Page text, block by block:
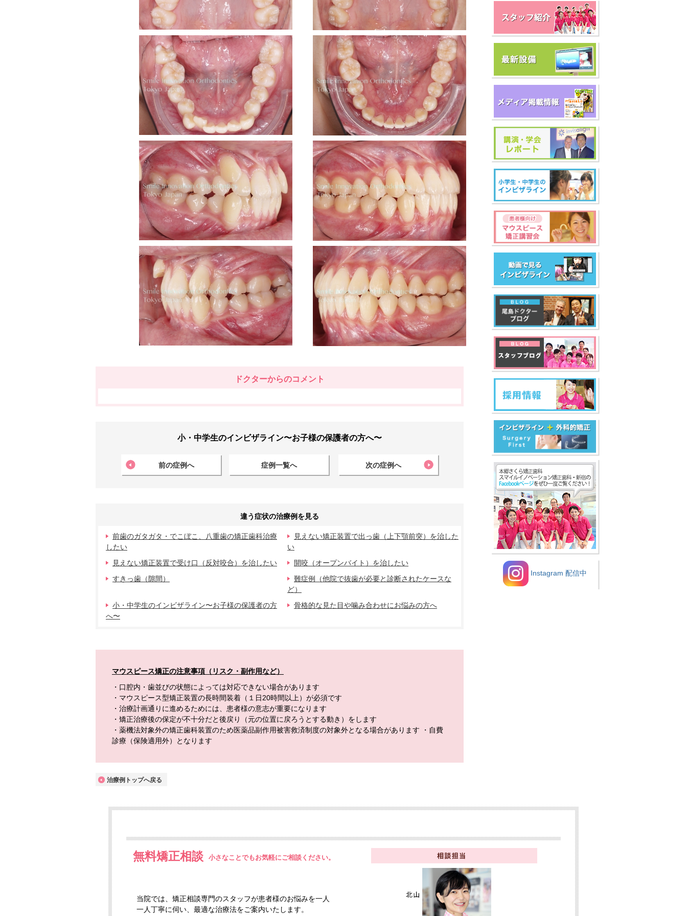
ドクターからのコメント
小・中学生のインビザライン〜お子様の保護者の方へ〜
前の症例へ 症例一覧へ 次の症例へ
違う症状の治療例を見る
前歯のガタガタ・でこぼこ、八重歯の矯正歯科治療
したい
見えない矯正装置で出っ歯（上下顎前突）を治した
い
見えない矯正装置で受け口（反対咬合）を治したい
開咬（オープンバイト）を治したい
すきっ歯（隙間）
難症例（他院で抜歯が必要と診断されたケースな
ど）
小・中学生のインビザライン〜お子様の保護者の方
へ〜
骨格的な見た目や噛み合わせにお悩みの方へ
マウスピース矯正の注意事項（リスク・副作用など）
・口腔内・歯並びの状態によっては対応できない場合があります
・マウスピース型矯正装置の長時間装着（１日20時間以上）が必須です
・治療計画通りに進めるためには、患者様の意志が重要になります
・矯正治療後の保定が不十分だと後戻り（元の位置に戻ろうとする動き）をします
・薬機法対象外の矯正歯科装置のため医薬品副作用被害救済制度の対象外となる場合があります ・自費
診療（保険適用外）となります
治療例トップへ戻る
Instagram 配信中
無料矯正相談 小さなことでもお気軽にご相談ください。
当院では、矯正相談専門のスタッフが患者様のお悩みを一人
一人丁寧に伺い、最適な治療法をご案内いたします。